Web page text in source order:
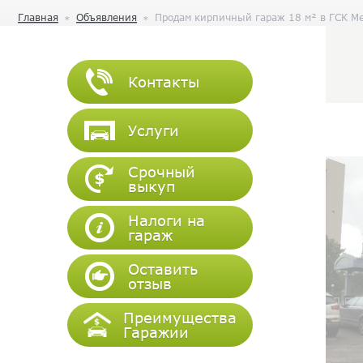
Главная Объявления Продам кирпичный гараж 18 м² в ГСК
Контакты
Услуги
Срочный
выкуп
Налоги на
гараж
Оставить
отзыв
Преимущества
Гаражии